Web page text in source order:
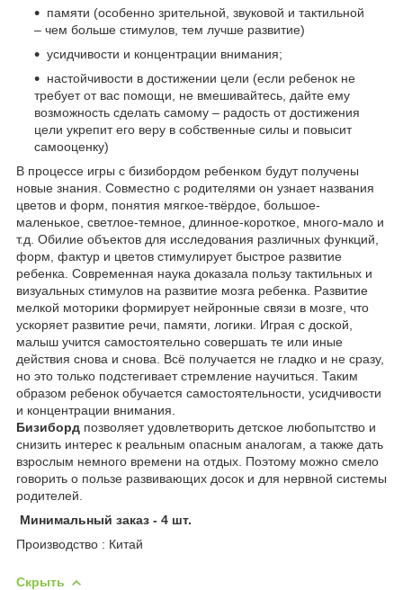
памяти (особенно зрительной, звуковой и тактильной
– чем больше стимулов, тем лучше развитие)
усидчивости и концентрации внимания;
настойчивости в достижении цели (если ребенок не
требует от вас помощи, не вмешивайтесь, дайте ему
возможность сделать самому – радость от достижения
цели укрепит его веру в собственные силы и повысит
самооценку)
В процессе игры с бизибордом ребенком будут получены
новые знания. Совместно с родителями он узнает названия
цветов и форм, понятия мягкое-твёрдое, большое-
маленькое, светлое-темное, длинное-короткое, много-мало и
т.д. Обилие объектов для исследования различных функций,
форм, фактур и цветов стимулирует быстрое развитие
ребенка. Современная наука доказала пользу тактильных и
визуальных стимулов на развитие мозга ребенка. Развитие
мелкой моторики формирует нейронные связи в мозге, что
ускоряет развитие речи, памяти, логики. Играя с доской,
малыш учится самостоятельно совершать те или иные
действия снова и снова. Всё получается не гладко и не сразу,
но это только подстегивает стремление научиться. Таким
образом ребенок обучается самостоятельности, усидчивости
и концентрации внимания.
Бизиборд позволяет удовлетворить детское любопытство и
снизить интерес к реальным опасным аналогам, а также дать
взрослым немного времени на отдых. Поэтому можно смело
говорить о пользе развивающих досок и для нервной системы
родителей.
Минимальный заказ - 4 шт.
Производство : Китай
Скрыть